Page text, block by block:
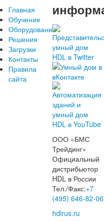
Главная
Обучение
Оборудование
Решения
Загрузки
Контакты
Правила
сайта
ООО «БМС
Трейдинг»
Официальный
дистрибьютор
HDL в России
Тел./Факс:+7
(495) 646-82-06
hdlrus.ru